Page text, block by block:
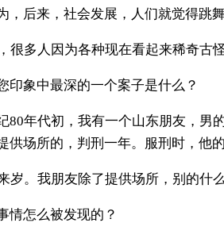
，后来，社会发展，人们就觉得跳
多人因为各种现在看起来稀奇古
印象中最深的一个案子是什么？
年代初，我有一个山东朋友，男
供场所的，判刑一年。服刑时，他
。我朋友除了提供场所，别的什
情怎么被发现的？